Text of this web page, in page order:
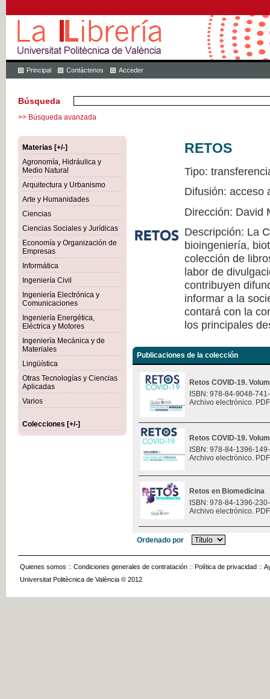
Principal Contáctenos Acceder
Búsqueda
>> Búsqueda avanzada
Materias [+/-]
Agronomía, Hidráulica y
Medio Natural
Arquitectura y Urbanismo
Arte y Humanidades
Ciencias
Ciencias Sociales y Jurídicas
Economía y Organización de
Empresas
Informática
Ingeniería Civil
Ingeniería Electrónica y
Comunicaciones
Ingeniería Energética,
Eléctrica y Motores
Ingeniería Mecánica y de
Materiales
Lingüística
Otras Tecnologías y Ciencias
Aplicadas
Varios
Colecciones [+/-]
RETOS
Tipo:
Difusión: acceso
Dirección: David
Descripción: La
bioingeniería,
colección de
labor de
contribuyen
informar a la
contará con la
los principales
Publicaciones de la colección
Retos COVID-19.
ISBN: 978-84-9048-
Archivo electrónico.
Retos COVID-19.
ISBN: 978-84-1396-
Archivo electrónico.
Retos en Biomedicina
ISBN: 978-84-1396-
Archivo electrónico.
Ordenado por
Quienes somos :: Condiciones generales de contratación :: Política de privacidad ::
Universitat Politècnica de València © 2012